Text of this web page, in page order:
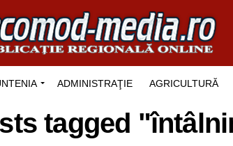
ADMINISTRAŢIE AGRICULTURĂ
tagged